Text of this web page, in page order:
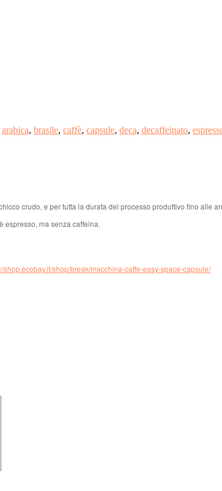
arabica, brasile, caffè, capsule, deca, decaffeinato,
crudo, e per tutta la durata del processo produttivo fino alle
espresso, ma senza caffeina.
shop.ecobay.it/shop/break/macchina-caffe-easy-space-capsule/